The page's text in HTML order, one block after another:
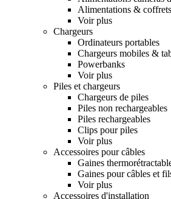
Alimentations & coffrets
Voir plus
Chargeurs
Ordinateurs portables
Chargeurs mobiles &
Powerbanks
Voir plus
Piles et chargeurs
Chargeurs de piles
Piles non rechargeables
Piles rechargeables
Clips pour piles
Voir plus
Accessoires pour câbles
Gaines
Gaines pour câbles et
Voir plus
Accessoires d'installation